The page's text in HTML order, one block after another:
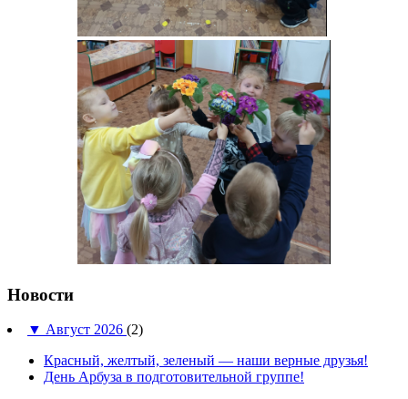
Новости
▼ Август 2026 (2)
Красный, желтый, зеленый — наши верные друзья!
День Арбуза в подготовительной группе!